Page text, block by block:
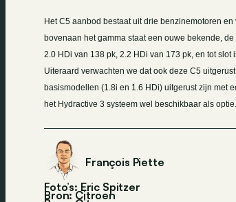
Het C5 aanbod bestaat uit drie benzinemotoren
bovenaan het gamma staat een ouwe bekende, de
2.0 HDi van 138 pk, 2.2 HDi van 173 pk, en tot slot
Uiteraard verwachten we dat ook deze C5
basismodellen (1.8i en 1.6 HDi) uitgerust zijn met
het Hydractive 3 systeem wel beschikbaar als
François Piette
Foto’s: Eric Spitzer
Bron: Citroen